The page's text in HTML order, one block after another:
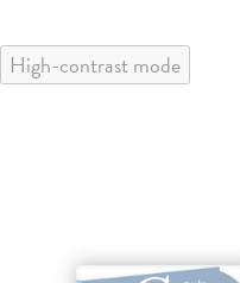
High-contrast mode